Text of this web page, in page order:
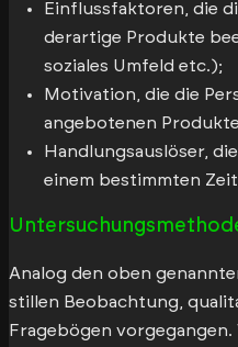
Einflussfaktoren, die
derartige Produkte
soziales Umfeld etc.);
Motivation, die die
angebotenen
Handlungsauslöser,
einem bestimmten
Analog den oben
stillen Beobachtung,
Fragebögen